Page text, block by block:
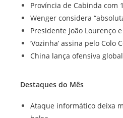
Província de Cabinda com
Wenger considera
Presidente João Lourenço
‘Vozinha’ assina pelo Colo
China lança ofensiva
Destaques do Mês
Ataque informático deixa